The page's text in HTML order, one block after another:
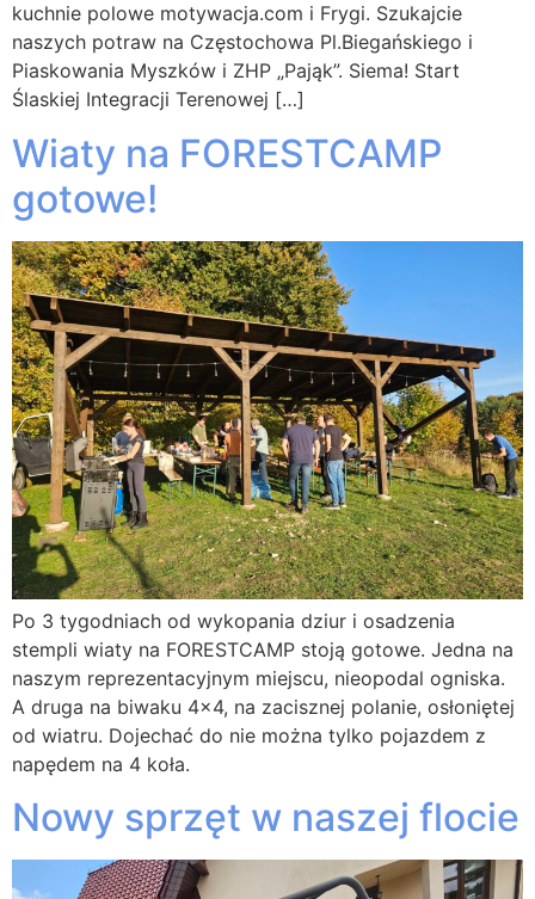
kuchnie polowe motywacja.com i Frygi. Szukajcie
naszych potraw na Częstochowa Pl.Biegańskiego i
Piaskowania Myszków i ZHP „Pająk”. Siema! Start
Ślaskiej Integracji Terenowej […]
Wiaty na FORESTCAMP
gotowe!
Po 3 tygodniach od wykopania dziur i osadzenia
stempli wiaty na FORESTCAMP stoją gotowe. Jedna na
naszym reprezentacyjnym miejscu, nieopodal ogniska.
A druga na biwaku 4×4, na zacisznej polanie, osłoniętej
od wiatru. Dojechać do nie można tylko pojazdem z
napędem na 4 koła.
Nowy sprzęt w naszej flocie